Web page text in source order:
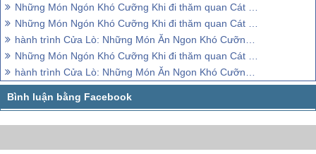
Những Món Ngón Khó Cưỡng Khi đi thăm quan Cát Bà (P3)
Những Món Ngón Khó Cưỡng Khi đi thăm quan Cát Bà (P1)
hành trình Cửa Lò: Những Món Ăn Ngon Khó Cưỡng (P3)
Những Món Ngón Khó Cưỡng Khi đi thăm quan Cát Bà (P2)
hành trình Cửa Lò: Những Món Ăn Ngon Khó Cưỡng (P1)